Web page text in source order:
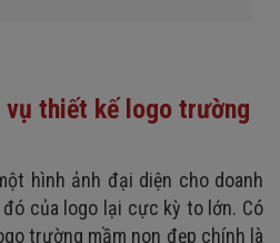
thiết kế logo trường
hình ảnh đại diện cho doanh
của logo lại cực kỳ to lớn. Có
trường mầm non đẹp chính là